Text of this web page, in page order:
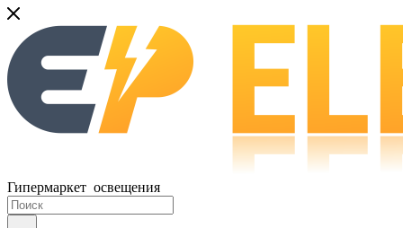
Гипермаркет освещения